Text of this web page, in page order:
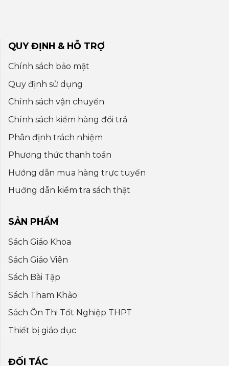
QUY ĐỊNH & HỖ TRỢ
Chính sách bảo mật
Quy định sử dụng
Chính sách vận chuyển
Chính sách kiểm hàng đổi trả
Phân định trách nhiệm
Phương thức thanh toán
Hướng dẫn mua hàng trực tuyến
Huớng dẫn kiểm tra sách thật
SẢN PHẨM
Sách Giáo Khoa
Sách Giáo Viên
Sách Bài Tập
Sách Tham Khảo
Sách Ôn Thi Tốt Nghiệp THPT
Thiết bị giáo dục
ĐỐI TÁC